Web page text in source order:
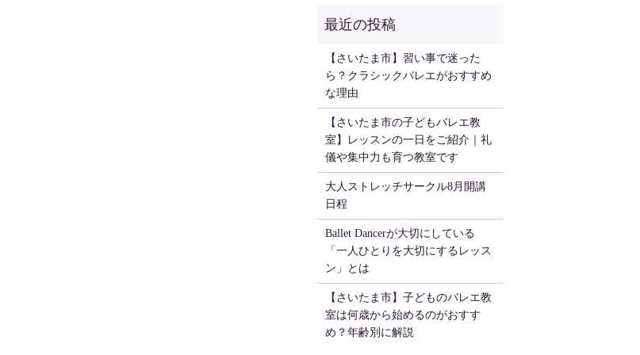
【さいたま市】習い事で迷った
ら？クラシックバレエがおすすめ
な理由
【さいたま市の子どもバレエ教
室】レッスンの一日をご紹介｜礼
儀や集中力も育つ教室です
大人ストレッチサークル8月開講
日程
Ballet Dancerが大切にしている
「一人ひとりを大切にするレッス
ン」とは
【さいたま市】子どものバレエ教
室は何歳から始めるのがおすす
め？年齢別に解説